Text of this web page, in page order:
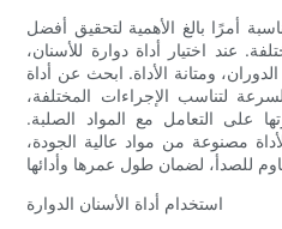
أمرًا بالغ الأهمية لتحقيق أفضل
عند اختيار أداة دوارة للأسنان،
ومتانة الأداة. ابحث عن أداة
لتناسب الإجراءات المختلفة،
على التعامل مع المواد الصلبة.
مصنوعة من مواد عالية الجودة،
استخدام أداة الأسنان الدوارة